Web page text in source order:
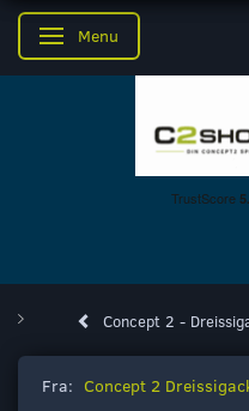
Skifte navigation
Menu
Concept 2 -
Fra: Concept 2